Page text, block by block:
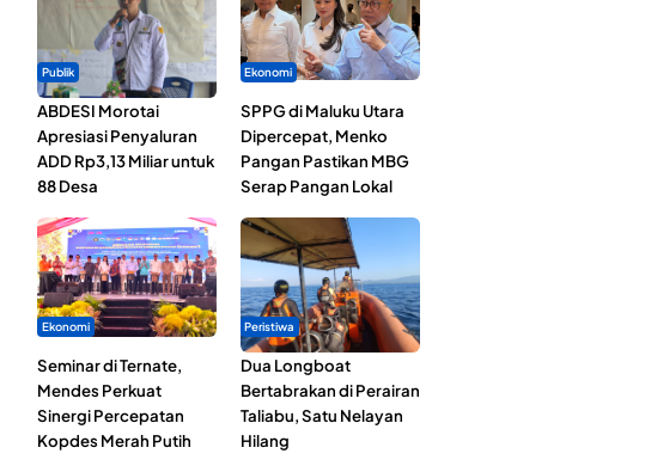
Publik
ABDESI Morotai
Apresiasi Penyaluran
ADD Rp3,13 Miliar untuk
88 Desa
Ekonomi
SPPG di Maluku Utara
Dipercepat, Menko
Pangan Pastikan MBG
Serap Pangan Lokal
Ekonomi
Seminar di Ternate,
Mendes Perkuat
Sinergi Percepatan
Kopdes Merah Putih
Peristiwa
Dua Longboat
Bertabrakan di Perairan
Taliabu, Satu Nelayan
Hilang